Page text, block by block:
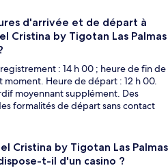
d'arrivée et de départ à
Cristina by Tigotan Las Palmas
: 14 h 00 ; heure de fin de
Heure de départ : 12 h 00.
moyennant supplément. Des
formalités de départ sans contact
Cristina by Tigotan Las Palmas
t-il d'un casino ?